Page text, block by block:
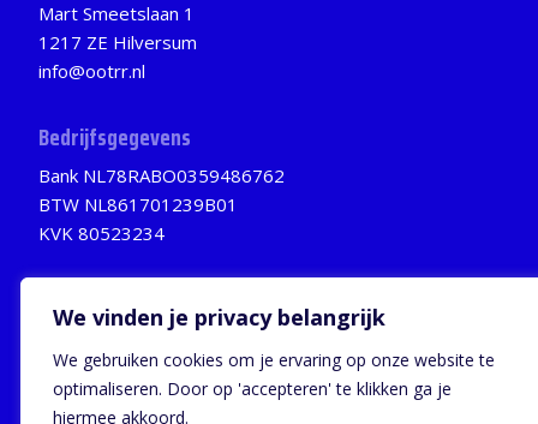
We vinden je privacy belangrijk
We gebruiken cookies om je ervaring op onze website te
optimaliseren. Door op 'accepteren' te klikken ga je
hiermee akkoord.
Mart Smeetslaan 1
1217 ZE Hilversum
info@ootrr.nl
Bedrijfsgegevens
Bank NL78RABO0359486762
BTW NL861701239B01
KVK 80523234
© Out Of The Rat Race
een website vanstudio nulelfzeven